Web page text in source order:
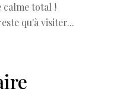
calme total !
qu'à visiter...